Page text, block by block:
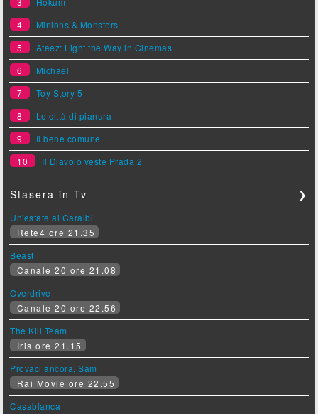
4
Minions & Monsters
5
Ateez: Light the Way in Cinemas
6
Michael
7
Toy Story 5
8
Le città di pianura
9
Il bene comune
10
Il Diavolo veste Prada 2
Stasera in Tv ❯
Un'estate ai Caraibi
Rete4 ore 21.35
Beast
Canale 20 ore 21.08
Overdrive
Canale 20 ore 22.56
The Kill Team
Iris ore 21.15
Provaci ancora, Sam
Rai Movie ore 22.55
Casablanca